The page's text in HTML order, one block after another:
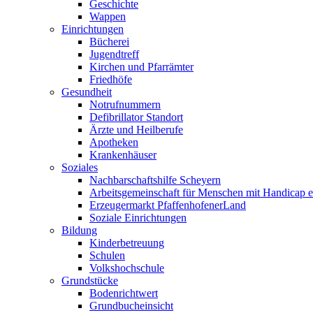
Geschichte
Wappen
Einrichtungen
Bücherei
Jugendtreff
Kirchen und Pfarrämter
Friedhöfe
Gesundheit
Notrufnummern
Defibrillator Standort
Ärzte und Heilberufe
Apotheken
Krankenhäuser
Soziales
Nachbarschaftshilfe Scheyern
Arbeitsgemeinschaft für Menschen mit Handicap
Erzeugermarkt PfaffenhofenerLand
Soziale Einrichtungen
Bildung
Kinderbetreuung
Schulen
Volkshochschule
Grundstücke
Bodenrichtwert
Grundbucheinsicht